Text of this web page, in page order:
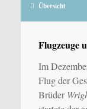
Übersicht
Flugzeuge
Im
Flug der
Brüder